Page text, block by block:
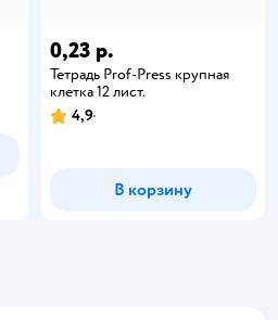
0,23 р.
Тетрадь Prof-Press крупная
клетка 12 лист.
4,9
В корзину